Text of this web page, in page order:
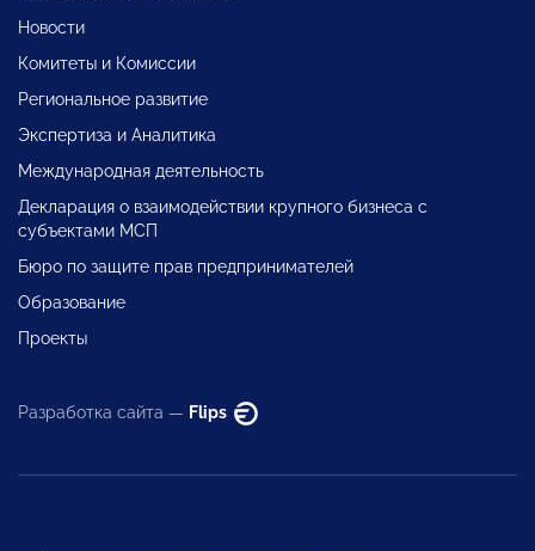
Новости
Комитеты и Комиссии
Региональное развитие
Экспертиза и Аналитика
Международная деятельность
Декларация о взаимодействии крупного бизнеса с
субъектами МСП
Бюро по защите прав предпринимателей
Образование
Проекты
Разработка сайта — Flips